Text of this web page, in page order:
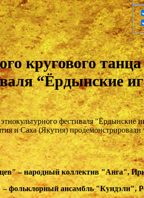
кругового
“Ёрдынские
фестиваля "Ёрдынские
и Саха (Якутия)
– народный коллектив "Анга",
– фольклорный ансамбль "Кундэли",